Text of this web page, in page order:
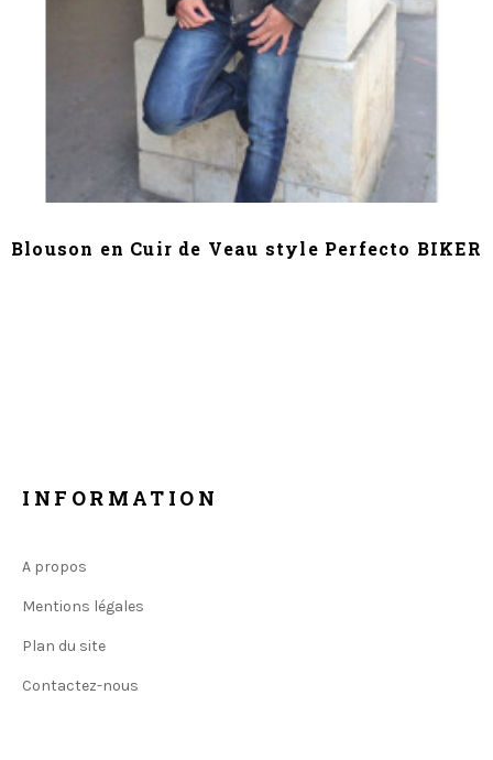
Blouson en Cuir de Veau style Perfecto BIKER
INFORMATION
A propos
Mentions légales
Plan du site
Contactez-nous